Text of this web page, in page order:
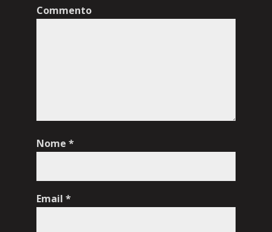
Commento
Nome *
Email *